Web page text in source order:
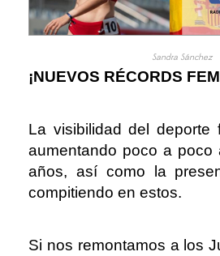
Sandra Sánchez
¡NUEVOS RÉCORDS
La visibilidad del deporte
aumentando poco a poco
años, así como la
compitiendo en estos.
Si nos remontamos a los